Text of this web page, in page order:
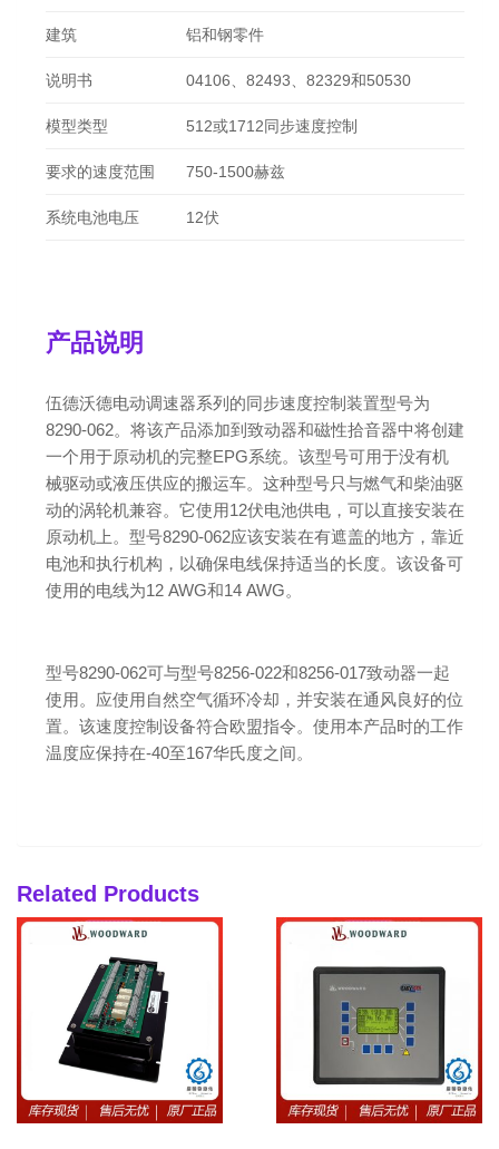
建筑 铝和钢零件
说明书 04106、82493、82329和50530
模型类型 512或1712同步速度控制
要求的速度范围 750-1500赫兹
系统电池电压 12伏
产品说明
伍德沃德电动调速器系列的同步速度控制装置型号为
8290-062。将该产品添加到致动器和磁性拾音器中将创建
一个用于原动机的完整EPG系统。该型号可用于没有机
械驱动或液压供应的搬运车。这种型号只与燃气和柴油驱
动的涡轮机兼容。它使用12伏电池供电，可以直接安装在
原动机上。型号8290-062应该安装在有遮盖的地方，靠近
电池和执行机构，以确保电线保持适当的长度。该设备可
使用的电线为12 AWG和14 AWG。
型号8290-062可与型号8256-022和8256-017致动器一起
使用。应使用自然空气循环冷却，并安装在通风良好的位
置。该速度控制设备符合欧盟指令。使用本产品时的工作
温度应保持在-40至167华氏度之间。
Related Products